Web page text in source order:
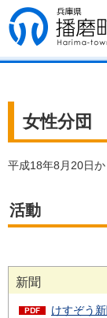
兵庫県 播
町
女性分団
平成18年8月20日か
活動
新聞
けすぞう